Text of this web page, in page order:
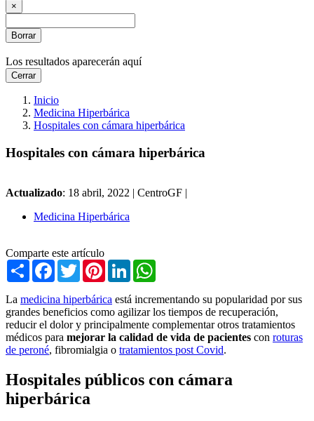
×
Borrar
Los resultados aparecerán aquí
Cerrar
Inicio
Medicina Hiperbárica
Hospitales con cámara hiperbárica
Hospitales con cámara hiperbárica
Actualizado: 18 abril, 2022 | CentroGF |
Medicina Hiperbárica
Comparte este artículo
Share Facebook
TwitterPinterestLinkedIn
La medicina hiperbárica está incrementando su popularidad por sus
grandes beneficios como agilizar los tiempos de recuperación,
reducir el dolor y principalmente complementar otros tratamientos
médicos para mejorar la calidad de vida de pacientes con roturas
de peroné, fibromialgia o tratamientos post Covid.
Hospitales públicos con cámara
hiperbárica